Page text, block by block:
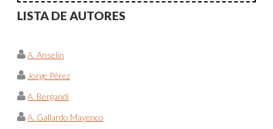
LISTA DE AUTORES
A. Anselin
Jorge Pérez
A. Bergandi
A. Gallardo Mayenco